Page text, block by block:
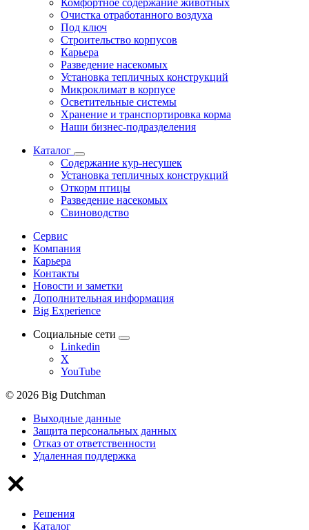
Комфортное содержание животных
Очистка отработанного воздуха
Под ключ
Строительство корпусов
Карьера
Разведение насекомых
Установка тепличных конструкций
Микроклимат в корпусе
Осветительные системы
Хранение и транспортировка корма
Наши бизнес-подразделения
Каталог
Содержание кур-несушек
Установка тепличных конструкций
Откорм птицы
Разведение насекомых
Свиноводство
Сервис
Компания
Карьера
Контакты
Новости и заметки
Дополнительная информация
Big Experience
Социальные сети
Linkedin
X
YouTube
© 2026 Big Dutchman
Выходные данные
Защита персональных данных
Отказ от ответственности
Удаленная поддержка
Решения
Каталог